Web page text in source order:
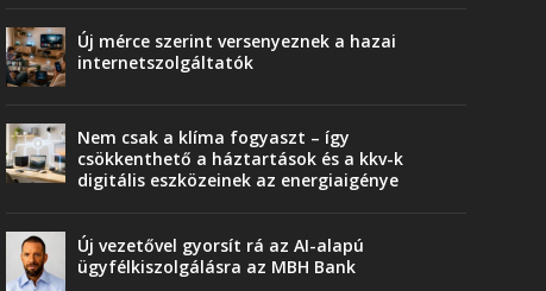
Új mérce szerint versenyeznek a hazai
internetszolgáltatók
Nem csak a klíma fogyaszt – így
csökkenthető a háztartások és a kkv-k
digitális eszközeinek az energiaigénye
Új vezetővel gyorsít rá az AI-alapú
ügyfélkiszolgálásra az MBH Bank